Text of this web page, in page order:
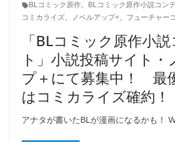
BLコミック原作、 BLコミック原作小説コン
コミカライズ、 ノベルアップ+、 フューチャー
「BLコミック原作小
ト」小説投稿サイト・
プ＋にて募集中！ 最
はコミカライズ確約！
アナタが書いたBLが漫画になるかも！